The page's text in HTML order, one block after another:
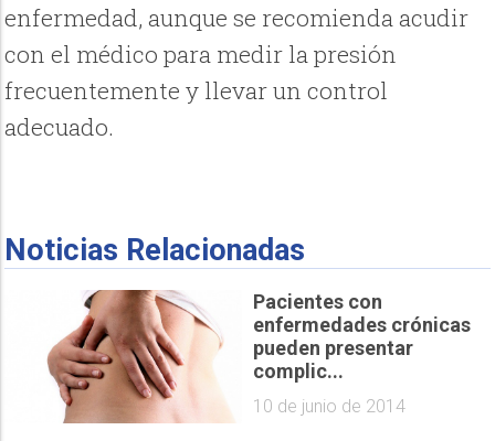
enfermedad, aunque se recomienda acudir
con el médico para medir la presión
frecuentemente y llevar un control
adecuado.
Noticias Relacionadas
Pacientes con
enfermedades crónicas
pueden presentar
complic...
10 de junio de 2014